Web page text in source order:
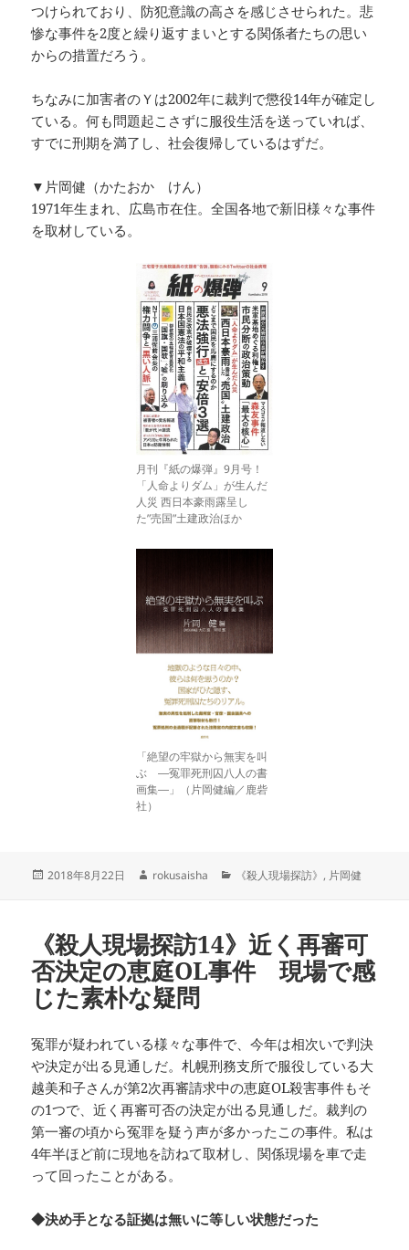
つけられており、防犯意識の高さを感じさせられた。悲
惨な事件を2度と繰り返すまいとする関係者たちの思い
からの措置だろう。
ちなみに加害者のＹは2002年に裁判で懲役14年が確定し
ている。何も問題起こさずに服役生活を送っていれば、
すでに刑期を満了し、社会復帰しているはずだ。
▼片岡健（かたおか けん）
1971年生まれ、広島市在住。全国各地で新旧様々な事件
を取材している。
月刊『紙の爆弾』9月号！
「人命よりダム」が生んだ
人災 西日本豪雨露呈し
た”売国”土建政治ほか
「絶望の牢獄から無実を叫
ぶ ―冤罪死刑囚八人の書
画集―」（片岡健編／鹿砦
社）
投
2018年8月22日
作
rokusaisha
カ
ー
《殺人現場探訪》 , 片岡健
《殺人現場探訪14》近く再審可
否決定の恵庭OL事件 現場で感
じた素朴な疑問
冤罪が疑われている様々な事件で、今年は相次いで判決
や決定が出る見通しだ。札幌刑務支所で服役している大
越美和子さんが第2次再審請求中の恵庭OL殺害事件もそ
の1つで、近く再審可否の決定が出る見通しだ。裁判の
第一審の頃から冤罪を疑う声が多かったこの事件。私は
4年半ほど前に現地を訪ねて取材し、関係現場を車で走
って回ったことがある。
◆決め手となる証拠は無いに等しい状態だった